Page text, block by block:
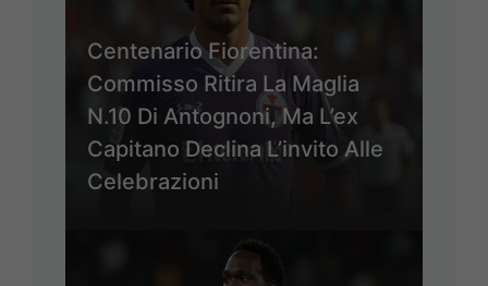
Centenario Fiorentina:
Commisso Ritira La Maglia
N.10 Di Antognoni, Ma L’ex
Capitano Declina L’invito Alle
Celebrazioni